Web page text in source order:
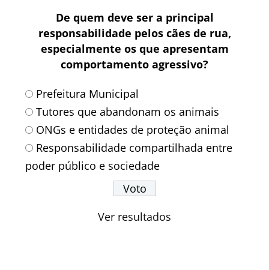
De quem deve ser a principal
responsabilidade pelos cães de rua,
especialmente os que apresentam
comportamento agressivo?
Prefeitura Municipal
Tutores que abandonam os animais
ONGs e entidades de proteção animal
Responsabilidade compartilhada entre
poder público e sociedade
Ver resultados